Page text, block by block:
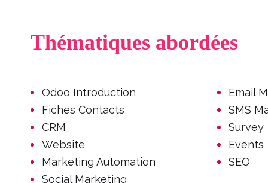
Thématiques abordées
Odoo Introduction
Fiches Contacts
CRM
Website
Marketing Automation
Social Marketing
Email
SMS
Survey
Events
SEO